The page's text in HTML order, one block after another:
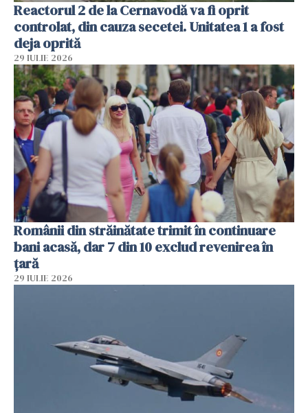
Reactorul 2 de la Cernavodă va fi oprit
controlat, din cauza secetei. Unitatea 1 a fost
deja oprită
29 IULIE 2026
Românii din străinătate trimit în continuare
bani acasă, dar 7 din 10 exclud revenirea în
țară
29 IULIE 2026